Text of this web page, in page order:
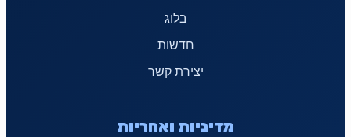
בלוג
חדשות
יצירת קשר
מדיניות ואחריות